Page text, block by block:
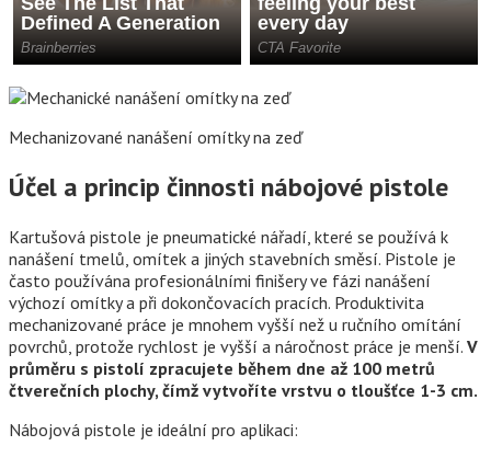
Mechanizované nanášení omítky na zeď
Účel a princip činnosti nábojové pistole
Kartušová pistole je pneumatické nářadí, které se používá k
nanášení tmelů, omítek a jiných stavebních směsí. Pistole je
často používána profesionálními finišery ve fázi nanášení
výchozí omítky a při dokončovacích pracích. Produktivita
mechanizované práce je mnohem vyšší než u ručního omítání
povrchů, protože rychlost je vyšší a náročnost práce je menší. V
průměru s pistolí zpracujete během dne až 100 metrů
čtverečních plochy, čímž vytvoříte vrstvu o tloušťce 1-3 cm.
Nábojová pistole je ideální pro aplikaci: